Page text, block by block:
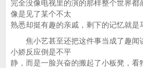
完全没像电视里的演的那样整个世界都
像是见了某个不太
熟悉却挺有趣的亲戚，剩下的记忆就是
焦小艺甚至还把这件事当成了趣闻
小娇反应倒是不平
静，而是一脸兴奋的搬起了小板凳，看